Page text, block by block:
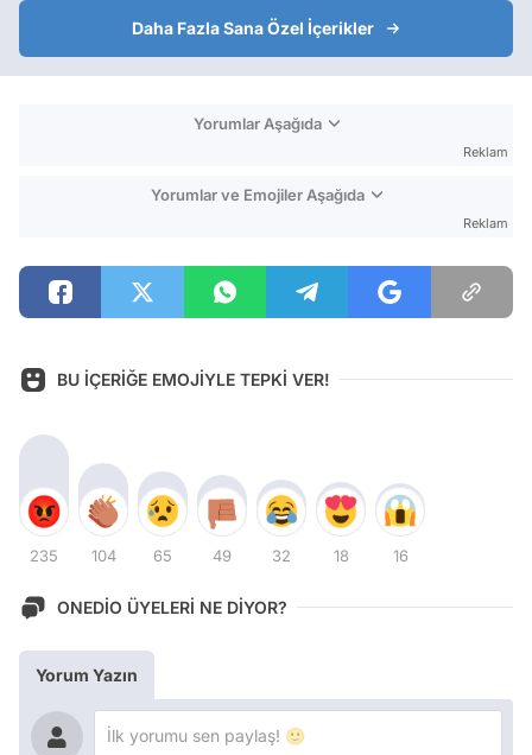
Daha Fazla Sana Özel İçerikler
Yorumlar Aşağıda
Reklam
Yorumlar ve Emojiler Aşağıda
Reklam
BU İÇERİĞE EMOJİYLE TEPKİ VER!
235 104 65 49 32 18 16
ONEDİO ÜYELERİ NE DİYOR?
Yorum Yazın